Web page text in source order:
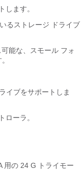
します。
るストレージ ドライブ
能な、スモール フォ
イブをサポートしま
ローラ。
用の 24 G トライモー